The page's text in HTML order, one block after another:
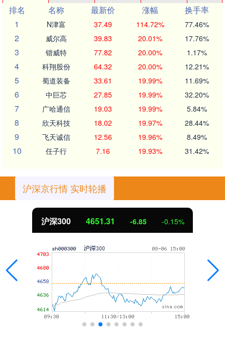
排名
名称 最新价 涨幅
换手率
1
N津富 37.49 114.72% 77.46%
2 威尔高 39.83 20.01% 17.76%
3 锴威特 77.82 20.00% 1.17%
4 科翔股份 64.32 20.00% 12.21%
5 蜀道装备 33.61 19.99% 11.69%
6 中巨芯 27.85 19.99% 32.20%
7 广哈通信 19.03 19.99% 5.84%
8 欣天科技 18.02 19.97% 28.44%
9 飞天诚信 12.56 19.96% 8.49%
10 任子行 7.16 19.93% 31.42%
沪深京行情 实时轮播
沪深300 4651.31 -6.85 -0.15%